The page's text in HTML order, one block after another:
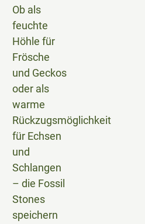
Ob als
feuchte
Höhle für
Frösche
und Geckos
oder als
warme
Rückzugsmöglichkeit
für Echsen
und
Schlangen
– die Fossil
Stones
speichern